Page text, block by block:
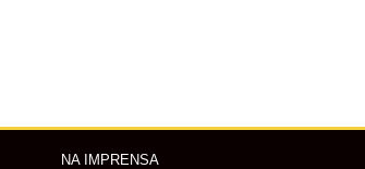
NA IMPRENSA